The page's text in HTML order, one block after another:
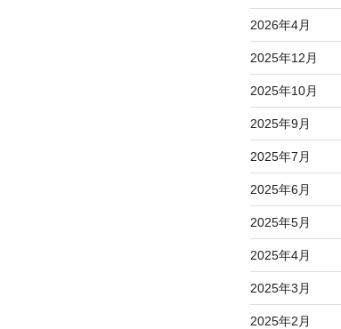
2026年4月
2025年12月
2025年10月
2025年9月
2025年7月
2025年6月
2025年5月
2025年4月
2025年3月
2025年2月